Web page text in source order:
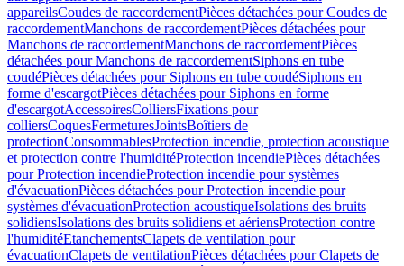
appareilsCoudes de raccordementPièces détachées pour Coudes de
raccordementManchons de raccordementPièces détachées pour
Manchons de raccordementManchons de raccordementPièces
détachées pour Manchons de raccordementSiphons en tube
coudéPièces détachées pour Siphons en tube coudéSiphons en
forme d'escargotPièces détachées pour Siphons en forme
d'escargotAccessoiresColliersFixations pour
colliersCoquesFermeturesJointsBoîtiers de
protectionConsommablesProtection incendie, protection acoustique
et protection contre l'humiditéProtection incendiePièces détachées
pour Protection incendieProtection incendie pour systèmes
d'évacuationPièces détachées pour Protection incendie pour
systèmes d'évacuationProtection acoustiqueIsolations des bruits
solidiensIsolations des bruits solidiens et aériensProtection contre
l'humiditéEtanchementsClapets de ventilation pour
évacuationClapets de ventilationPièces détachées pour Clapets de